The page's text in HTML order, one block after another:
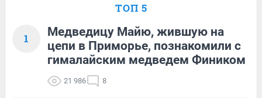
ТОП 5
1
Медведицу Майю, жившую на
цепи в Приморье, познакомили с
гималайским медведем Фиником
21 986 8